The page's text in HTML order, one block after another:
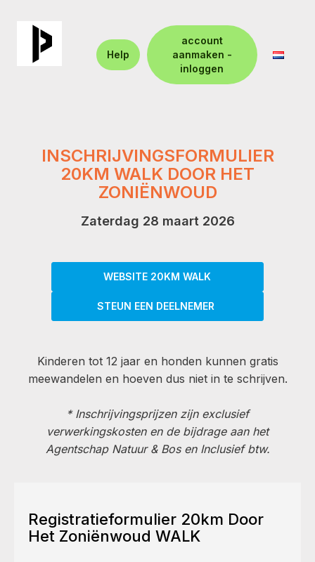
Help
account
aanmaken -
inloggen
INSCHRIJVINGSFORMULIER
20KM WALK DOOR HET
ZONIËNWOUD
Zaterdag 28 maart 2026
WEBSITE 20KM WALK
STEUN EEN DEELNEMER
Kinderen tot 12 jaar en honden kunnen gratis
meewandelen en hoeven dus niet in te schrijven.
* Inschrijvingsprijzen zijn exclusief
verwerkingskosten en de bijdrage aan het
Agentschap Natuur & Bos en Inclusief btw.
Registratieformulier 20km Door
Het Zoniënwoud WALK